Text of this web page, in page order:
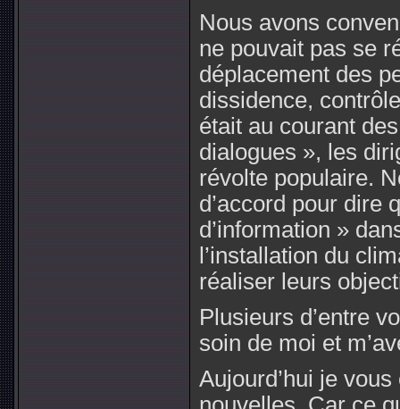
Nous avons
ne pouvait pas se
déplacement des
dissidence,
était au courant
dialogues », les
révolte populaire.
d’accord pour dire
d’information »
l’installation du
réaliser leurs
Plusieurs d’entre
soin de moi et
Aujourd’hui je